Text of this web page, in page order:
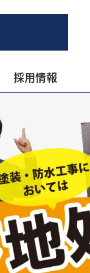
採用情報